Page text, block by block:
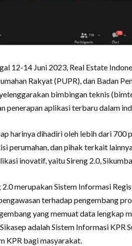
12-14 Juni 2023, Real Estate
Rakyat (PUPR), dan Badan
bimbingan teknis
penerapan aplikasi terbaru dalam
harinya dihadiri oleh lebih dari 700
perumahan, dan pihak terkait
inovatif, yaitu Sireng 2.0,
merupakan Sistem Informasi
terhadap pengembang
yang memuat data lengkap
adalah Sistem Informasi
KPR bagi masyarakat.